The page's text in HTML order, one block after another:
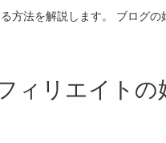
方法を解説します。 ブログ
ィリエイト